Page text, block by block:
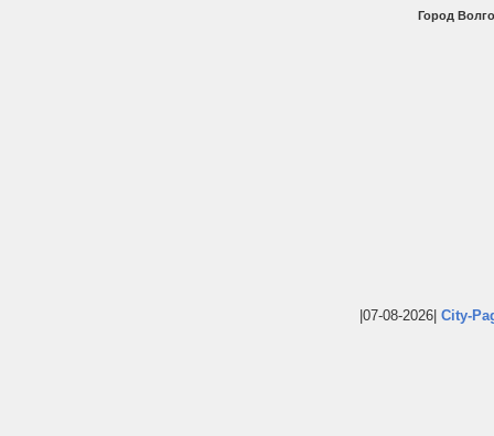
Город
|07-08-2026| City-